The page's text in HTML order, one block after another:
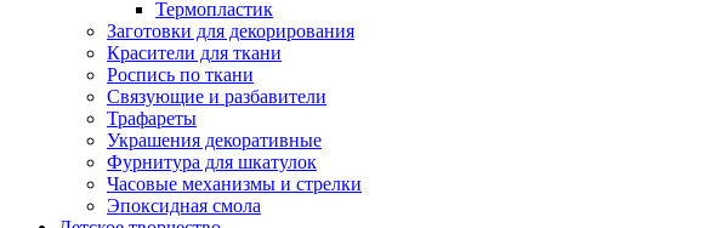
Термопластик
Заготовки для декорирования
Красители для ткани
Роспись по ткани
Связующие и разбавители
Трафареты
Украшения декоративные
Фурнитура для шкатулок
Часовые механизмы и стрелки
Эпоксидная смола